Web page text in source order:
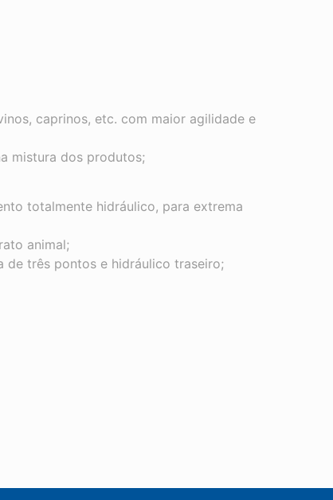
caprinos, etc. com maior agilidade e
mistura dos produtos;
totalmente hidráulico, para extrema
animal;
de três pontos e hidráulico traseiro;